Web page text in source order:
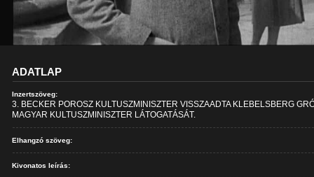
ADATLAP
Inzertszöveg:
3. BECKER POROSZ KULTUSZMINISZTER VISSZAADTA KLEBELSBERG
MAGYAR KULTUSZMINISZTER LÁTOGATÁSÁT.
Elhangzó szöveg:
Kivonatos leírás: